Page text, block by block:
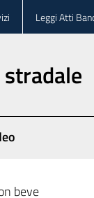
Leggi Atti
beve